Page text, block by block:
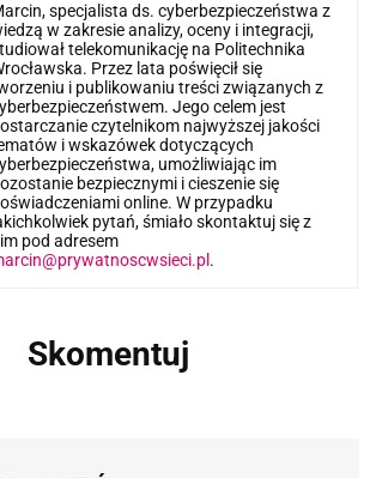
specjalista ds. cyberbezpieczeństwa z
w zakresie analizy, oceny i integracji,
telekomunikację na Politechnika
Przez lata poświęcił się
i publikowaniu treści związanych z
Jego celem jest
czytelnikom najwyższej jakości
i wskazówek dotyczących
umożliwiając im
bezpiecznymi i cieszenie się
online. W przypadku
pytań, śmiało skontaktuj się z
pod adresem
.
Skomentuj